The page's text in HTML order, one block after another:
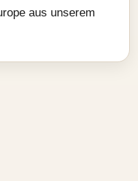
aus unserem